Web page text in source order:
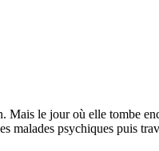
le jour où elle tombe
malades psychiques puis